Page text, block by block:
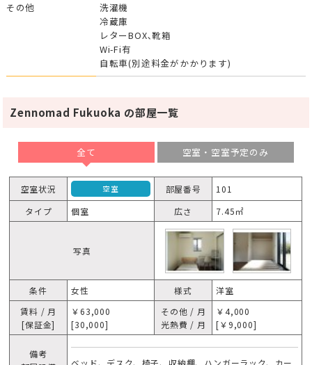
その他
洗濯機
冷蔵庫
レターBOX､靴箱
Wi-Fi有
自転車(別途料金がかかります)
Zennomad Fukuoka の部屋一覧
全て 空室・空室予定のみ
空室状況 空室 部屋番号
101
タイプ
個室 広さ 7.45㎡
写真
条件 女性 様式
洋室
賃料 / 月
[保証金]
￥63,000
[30,000]
その他 / 月
光熱費 / 月
￥4,000
[￥9,000]
備考
ベッド、デスク、椅子、収納棚、ハンガーラック、カー